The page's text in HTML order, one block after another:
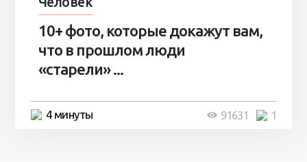
10+ фото, которые докажут вам,
что в прошлом люди
«старели» ...
4 минуты 1
91631